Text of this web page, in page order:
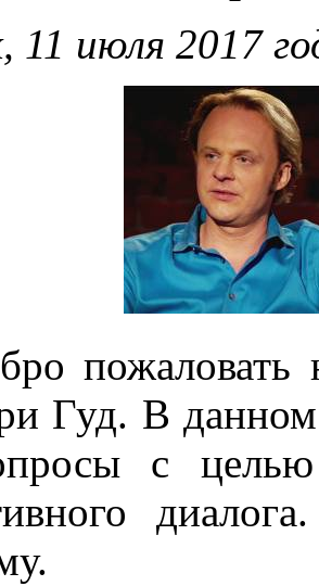
11 июля 2017
Гуд. В данном
с целью